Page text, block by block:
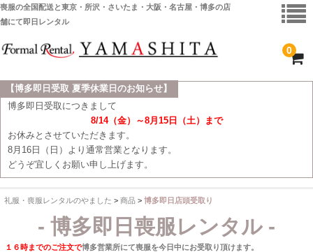
喪服の全国配送と東京・所沢・さいたま・大阪・名古屋・博多の店
舗にて即日レンタル
0
ホーム
受取り場所が選べます
配送・お支払い方法
ご注文の流れ
【博多即日受取 夏季休業日のお知らせ】
博多即日受取につきまして
8/14（金）～8月15日（土）まで
お休みとさせていただきます。
8月16日（日）より通常営業となります。
どうぞ宜しくお願い申し上げます。
礼服・喪服レンタルのやました > 商品> 博多即日店頭受取り
- 博多即日喪服レンタル -
１６時までのご注文で博多営業所にて喪服を今日中にお受取り頂けます。